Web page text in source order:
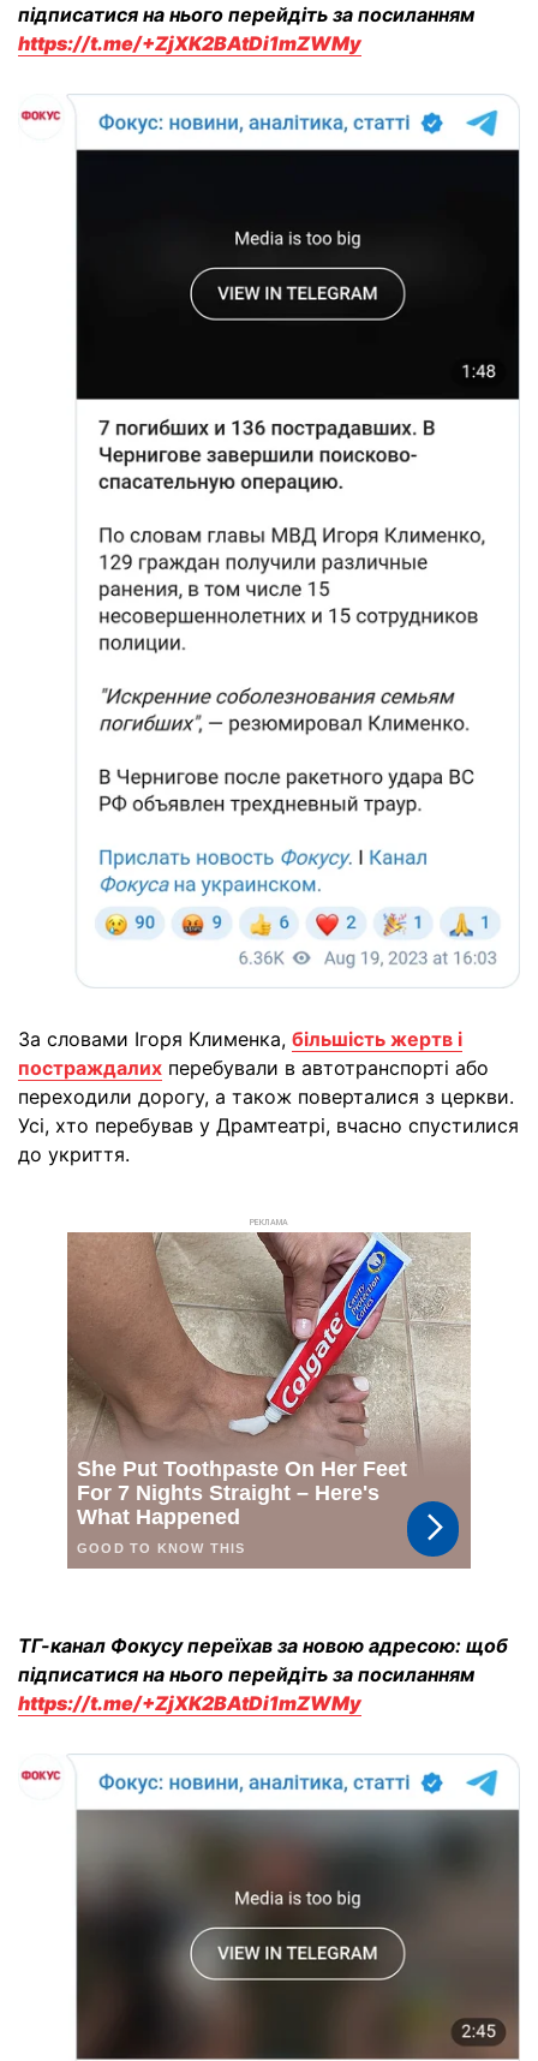
підписатися на нього перейдіть за посиланням
https://t.me/+ZjXK2BAtDi1mZWMy
За словами Ігоря Клименка, більшість жертв і
постраждалих перебували в автотранспорті або
переходили дорогу, а також поверталися з церкви.
Усі, хто перебував у Драмтеатрі, вчасно спустилися
до укриття.
РЕКЛАМА
ТГ-канал Фокусу переїхав за новою адресою: щоб
підписатися на нього перейдіть за посиланням
https://t.me/+ZjXK2BAtDi1mZWMy